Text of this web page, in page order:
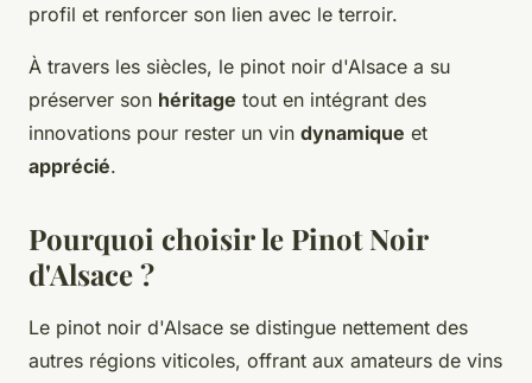
profil et renforcer son lien avec le terroir.
À travers les siècles, le pinot noir d'Alsace a su
préserver son héritage tout en intégrant des
innovations pour rester un vin dynamique et
apprécié.
Pourquoi choisir le Pinot Noir
d'Alsace ?
Le pinot noir d'Alsace se distingue nettement des
autres régions viticoles, offrant aux amateurs de vins